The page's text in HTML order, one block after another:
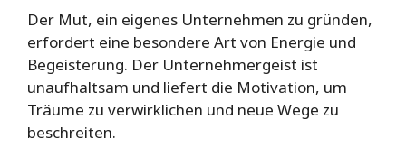
Der Mut, ein eigenes Unternehmen zu gründen,
erfordert eine besondere Art von Energie und
Begeisterung. Der Unternehmergeist ist
unaufhaltsam und liefert die Motivation, um
Träume zu verwirklichen und neue Wege zu
beschreiten.